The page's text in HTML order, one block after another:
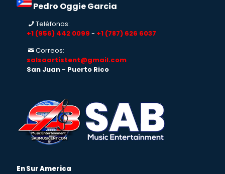
Pedro Oggie Garcia
Teléfonos:
+1 (956) 442 0099 - +1 (787) 626 6037
Correos:
salsaartistent@gmail.com
San Juan - Puerto Rico
En Sur America